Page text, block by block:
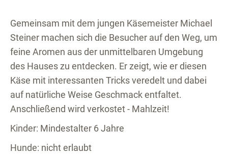
Gemeinsam mit dem jungen Käsemeister Michael
Steiner machen sich die Besucher auf den Weg, um
feine Aromen aus der unmittelbaren Umgebung
des Hauses zu entdecken. Er zeigt, wie er diesen
Käse mit interessanten Tricks veredelt und dabei
auf natürliche Weise Geschmack entfaltet.
Anschließend wird verkostet - Mahlzeit!
Kinder: Mindestalter 6 Jahre
Hunde: nicht erlaubt